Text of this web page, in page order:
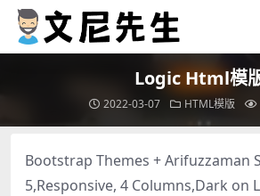
Logic Html模
2022-03-07 HTML模版
Bootstrap Themes + Arifuzzaman
5,Responsive, 4 Columns,Dark on